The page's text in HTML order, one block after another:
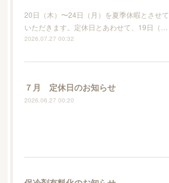
20日（木）〜24日（月）を夏季休暇とさせて
いただきます。定休日とあわせて、19日（…
2026.07.27 00:32
７月 定休日のお知らせ
2026.06.27 00:20